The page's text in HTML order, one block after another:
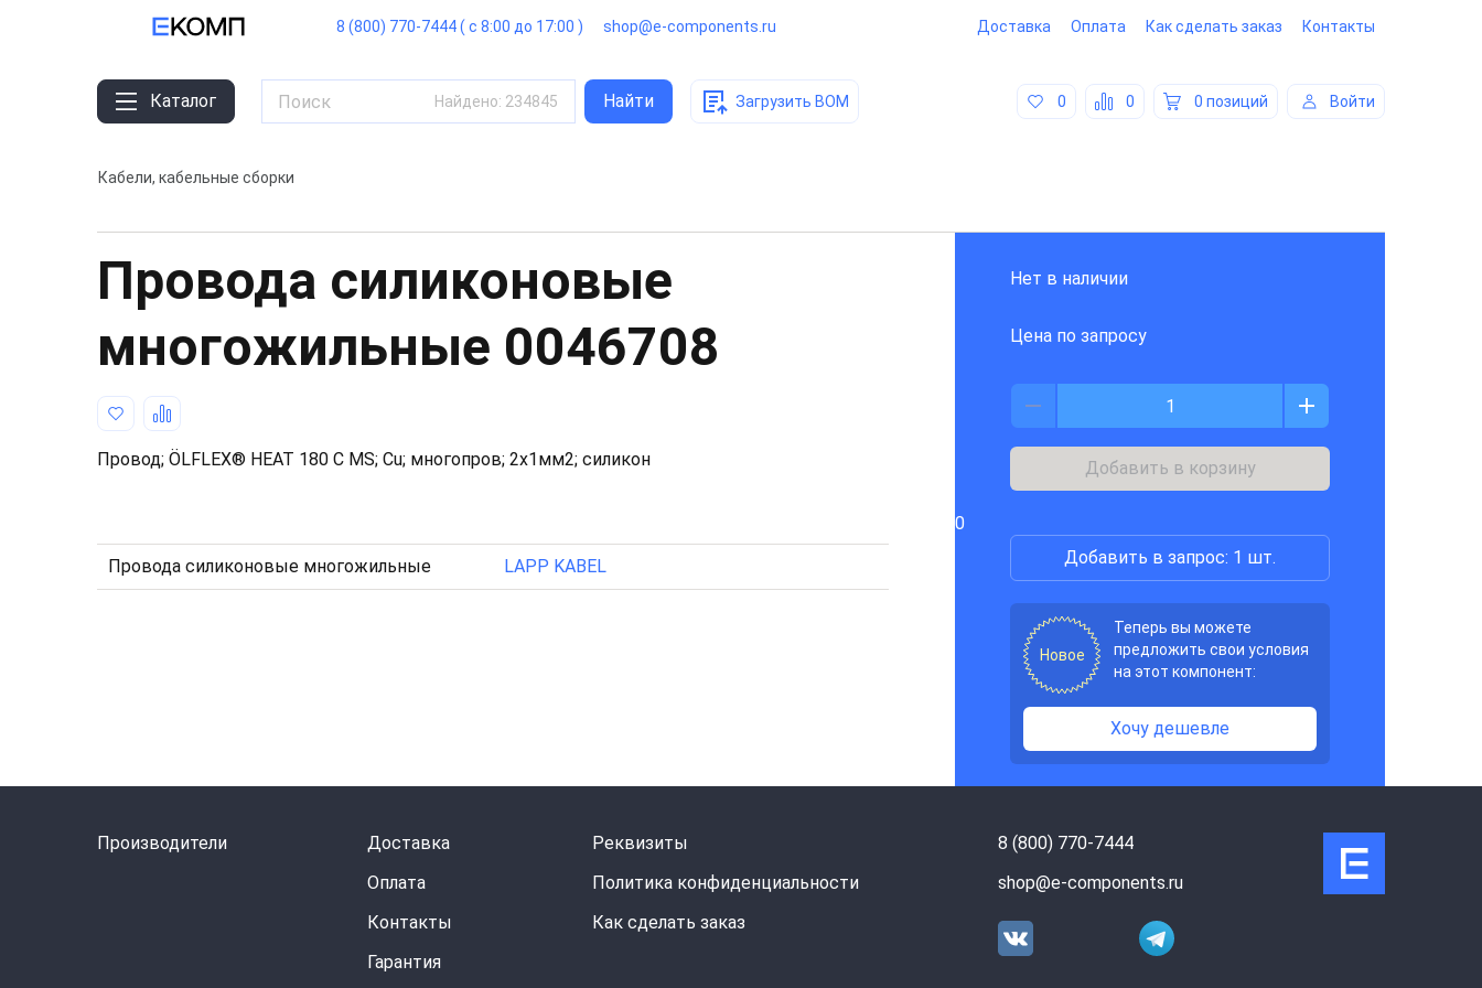
8 (800) 770-7444 ( с 8:00 до 17:00 ) shop@e-components.ru Доставка Оплата Как сделать заказ Контакты
Каталог Найдено: 234845 Найти Загрузить BOM 0 0 0 позиций Войти
Кабели, кабельные сборки
Провода силиконовые
многожильные 0046708
Провод; ÖLFLEX® HEAT 180 C MS; Cu; многопров; 2x1мм2; силикон
Провода силиконовые многожильные LAPP KABEL
Нет в наличии
Цена по запросу
Добавить в корзину
0
Добавить в запрос: 1 шт.
Новое
Теперь вы можете
предложить свои условия
на этот компонент:
Хочу дешевле
Производители
Доставка
Оплата
Контакты
Гарантия
Реквизиты
Политика конфиденциальности
Как сделать заказ
8 (800) 770-7444
shop@e-components.ru